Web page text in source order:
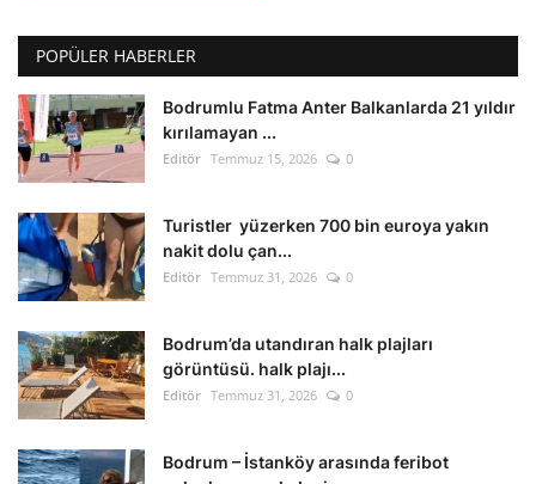
POPÜLER HABERLER
Bodrumlu Fatma Anter Balkanlarda 21 yıldır
kırılamayan ...
Editör Temmuz 15, 2026 0
Turistler yüzerken 700 bin euroya yakın
nakit dolu çan...
Editör Temmuz 31, 2026 0
Bodrum’da utandıran halk plajları
görüntüsü. halk plajı...
Editör Temmuz 31, 2026 0
Bodrum – İstanköy arasında feribot